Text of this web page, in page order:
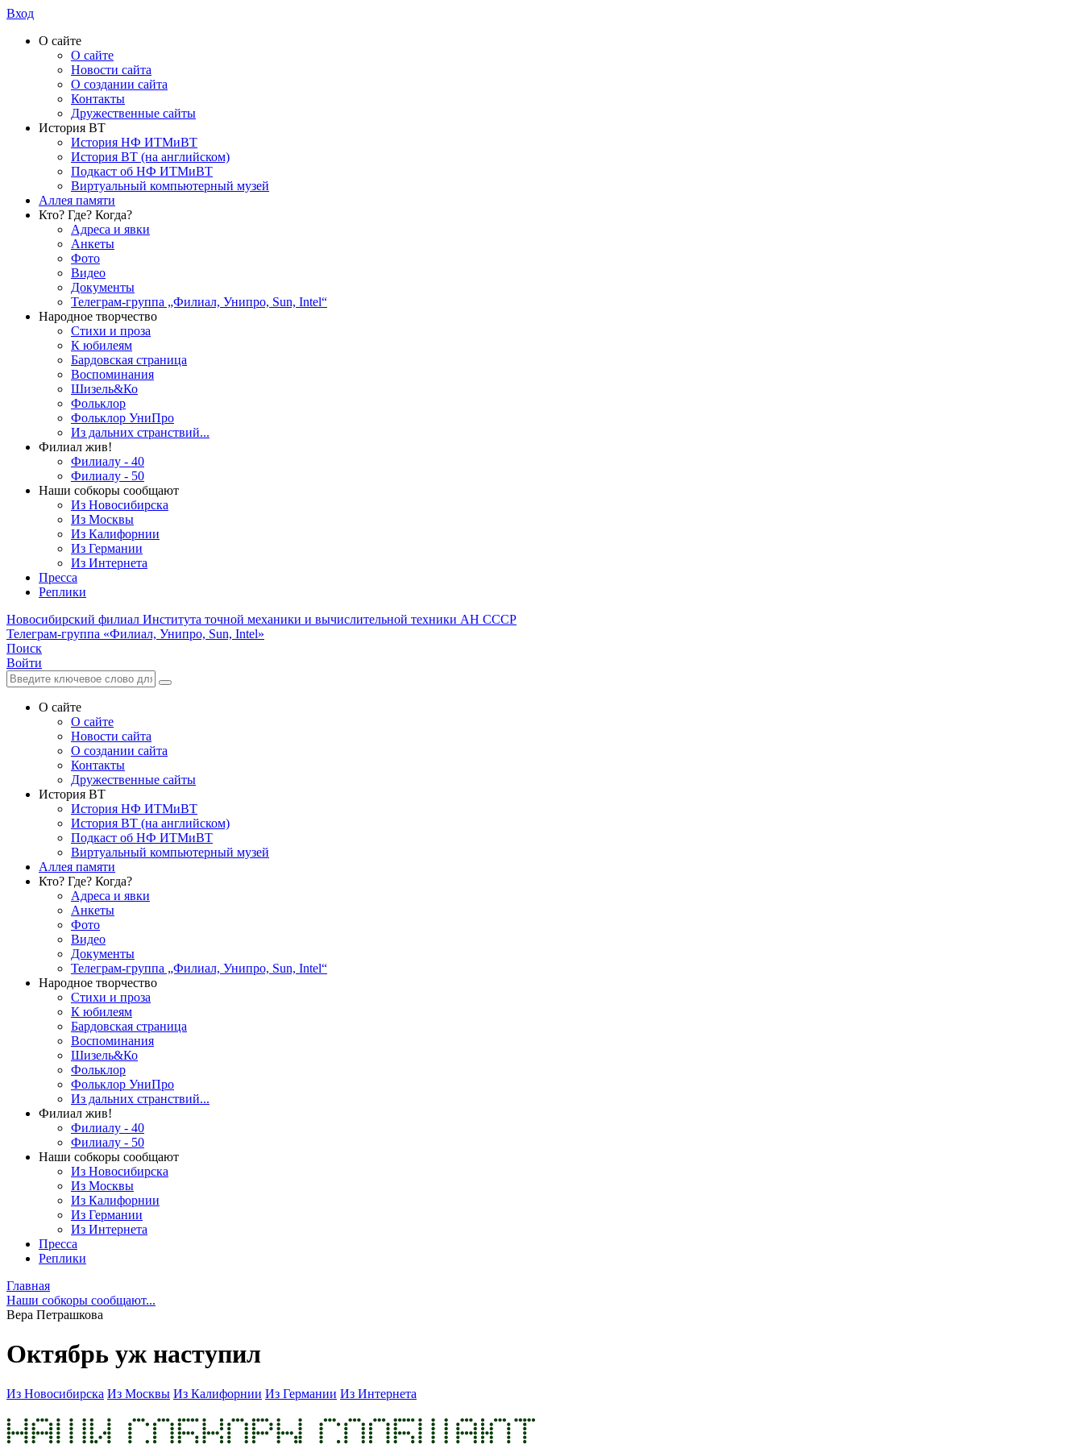
Вход
О сайте
О сайте
Новости сайта
О создании сайта
Контакты
Дружественные сайты
История ВТ
История НФ ИТМиВТ
История ВТ (на английском)
Подкаст об НФ ИТМиВТ
Виртуальный компьютерный музей
Аллея памяти
Кто? Где? Когда?
Адреса и явки
Анкеты
Фото
Видео
Документы
Телеграм-группа „Филиал, Унипро, Sun, Intel“
Народное творчество
Стихи и проза
К юбилеям
Бардовская страница
Воспоминания
Шизель&Ко
Фольклор
Фольклор УниПро
Из дальних странствий...
Филиал жив!
Филиалу - 40
Филиалу - 50
Наши собкоры сообщают
Из Новосибирска
Из Москвы
Из Калифорнии
Из Германии
Из Интернета
Пресса
Реплики
Новосибирский филиал Института точной механики и вычислительной техники АН СССР
Телеграм-группа «Филиал, Унипро, Sun, Intel»
Поиск
Войти
О сайте
О сайте
Новости сайта
О создании сайта
Контакты
Дружественные сайты
История ВТ
История НФ ИТМиВТ
История ВТ (на английском)
Подкаст об НФ ИТМиВТ
Виртуальный компьютерный музей
Аллея памяти
Кто? Где? Когда?
Адреса и явки
Анкеты
Фото
Видео
Документы
Телеграм-группа „Филиал, Унипро, Sun, Intel“
Народное творчество
Стихи и проза
К юбилеям
Бардовская страница
Воспоминания
Шизель&Ко
Фольклор
Фольклор УниПро
Из дальних странствий...
Филиал жив!
Филиалу - 40
Филиалу - 50
Наши собкоры сообщают
Из Новосибирска
Из Москвы
Из Калифорнии
Из Германии
Из Интернета
Пресса
Реплики
Главная
Наши собкоры сообщают...
Вера Петрашкова
Октябрь уж наступил
Из Новосибирска Из Москвы Из Калифорнии Из Германии Из Интернета